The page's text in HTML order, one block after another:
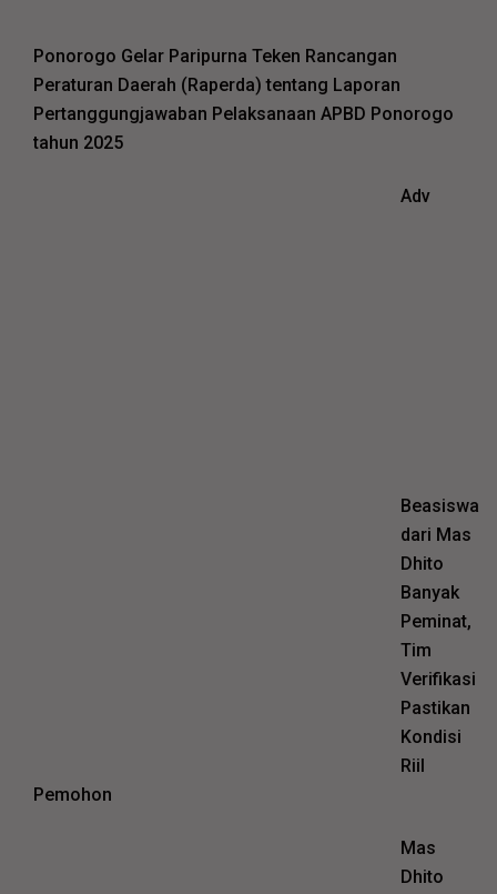
Ponorogo Gelar Paripurna Teken Rancangan
Peraturan Daerah (Raperda) tentang Laporan
Pertanggungjawaban Pelaksanaan APBD Ponorogo
tahun 2025
Adv
Beasiswa
dari Mas
Dhito
Banyak
Peminat,
Tim
Verifikasi
Pastikan
Kondisi
Riil
Pemohon
Mas
Dhito